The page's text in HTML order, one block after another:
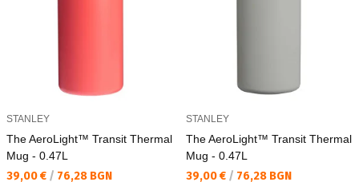
STANLEY
The AeroLight™ Transit Thermal
Mug - 0.47L
Текуща цена:
39,00 € / 76,28 BGN
STANLEY
The AeroLight™ Transit Thermal
Mug - 0.47L
Текуща цена:
39,00 € / 76,28 BGN